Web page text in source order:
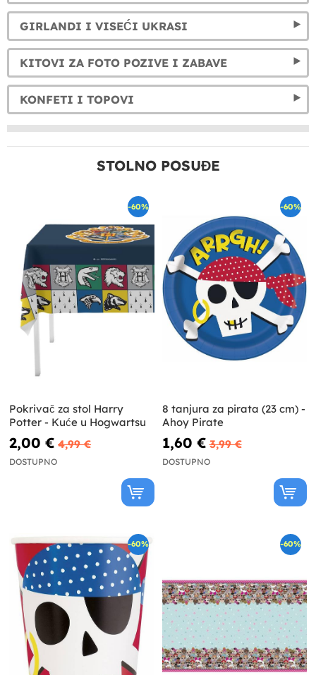
GIRLANDI I VISEĆI UKRASI
KITOVI ZA FOTO POZIVE I ZABAVE
KONFETI I TOPOVI
STOLNO POSUĐE
-60%
Pokrivač za stol Harry
Potter - Kuće u Hogwartsu
2,00 € 4,99 €
DOSTUPNO
-60%
8 tanjura za pirata (23 cm) -
Ahoy Pirate
1,60 € 3,99 €
DOSTUPNO
-60% -60%